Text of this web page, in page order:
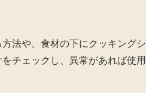
法や、食材の下にクッキングシ
チェックし、異常があれば使用